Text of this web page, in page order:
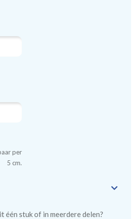
per
5 cm.
één stuk of in meerdere delen?